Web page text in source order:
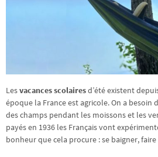
Lesvacances scolairesd’été existent
époque la France est agricole. On a besoin
des champs pendant les moissons et les
payés en 1936 les Français vont
bonheur que cela procure : se baigner,